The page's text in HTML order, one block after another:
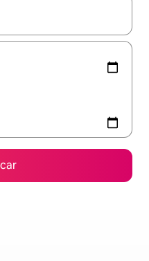
disponíveis, explore-os